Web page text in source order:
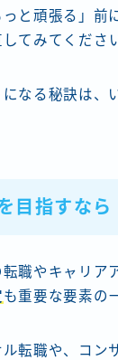
と頑張る」前
てみてくださ
なる秘訣は、
目指すなら
職やキャリア
も重要な要素の
転職や、コン